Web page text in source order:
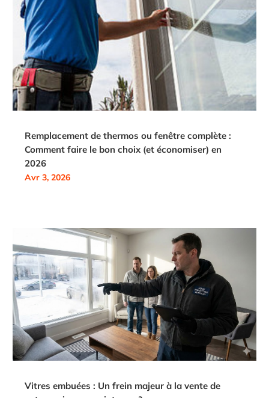
Remplacement de thermos ou fenêtre complète :
Comment faire le bon choix (et économiser) en
2026
Avr 3, 2026
Vitres embuées : Un frein majeur à la vente de